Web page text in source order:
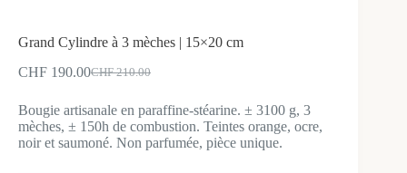
Grand Cylindre à 3 mèches | 15×20 cm
CHF210.00
Le
initial
était :
CHF 210.00.
CHF 190.00Le
actuel
est :
CHF 190.00.
Bougie artisanale en paraffine-stéarine. ± 3100 g, 3
mèches, ± 150h de combustion. Teintes orange, ocre,
noir et saumoné. Non parfumée, pièce unique.